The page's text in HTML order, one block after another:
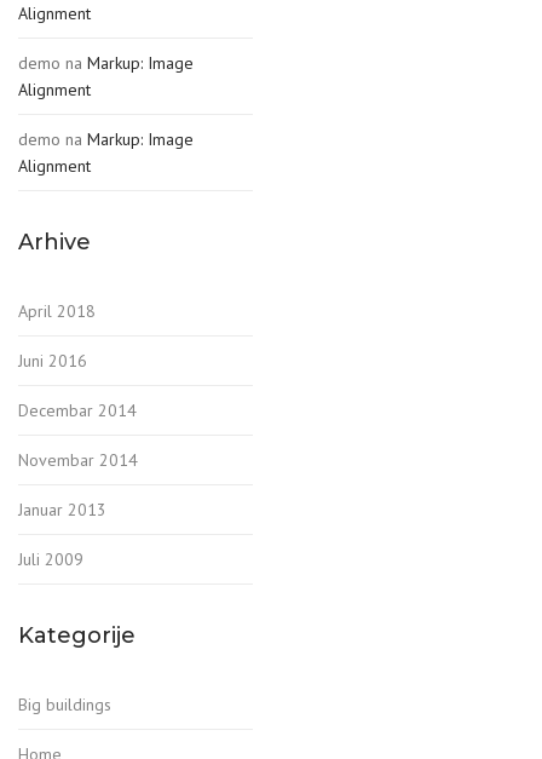
Alignment
demo na Markup: Image
Alignment
demo na Markup: Image
Alignment
Arhive
April 2018
Juni 2016
Decembar 2014
Novembar 2014
Januar 2013
Juli 2009
Kategorije
Big buildings
Home